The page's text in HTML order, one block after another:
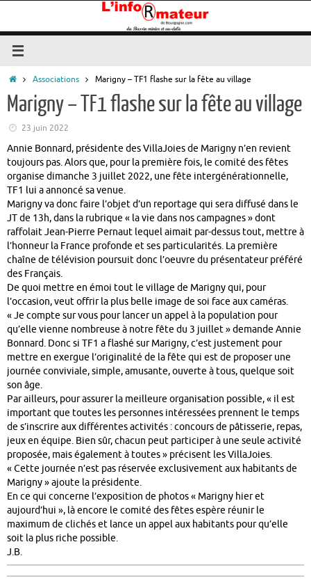
contenu
Accueil
Associations Marigny – TF1 flashe sur la fête au village
Marigny – TF1 flashe sur la fête au village
23 juin 2022
Annie Bonnard, présidente des VillaJoies de Marigny n’en revient
toujours pas. Alors que, pour la première fois, le comité des fêtes
organise dimanche 3 juillet 2022, une fête intergénérationnelle,
TF1 lui a annoncé sa venue.
Marigny va donc faire l’objet d’un reportage qui sera diffusé dans le
JT de 13h, dans la rubrique « la vie dans nos campagnes » dont
raffolait Jean-Pierre Pernaut lequel aimait par-dessus tout, mettre à
l’honneur la France profonde et ses particularités. La première
chaîne de télévision poursuit donc l’oeuvre du présentateur préféré
des Français.
De quoi mettre en émoi tout le village de Marigny qui, pour
l’occasion, veut offrir la plus belle image de soi face aux caméras.
« Je compte sur vous pour lancer un appel à la population pour
qu’elle vienne nombreuse à notre fête du 3 juillet » demande Annie
Bonnard. Donc si TF1 a flashé sur Marigny, c’est justement pour
mettre en exergue l’originalité de la fête qui est de proposer une
journée conviviale, simple, amusante, ouverte à tous, quelque soit
son âge.
Par ailleurs, pour assurer la meilleure organisation possible, « il est
important que toutes les personnes intéressées prennent le temps
de s’inscrire aux différentes activités : concours de pâtisserie, repas,
jeux en équipe. Bien sûr, chacun peut participer à une seule activité
proposée, mais également à toutes » précisent les VillaJoies.
« Cette journée n’est pas réservée exclusivement aux habitants de
Marigny » ajoute la présidente.
En ce qui concerne l’exposition de photos « Marigny hier et
aujourd’hui », là encore le comité des fêtes espère réunir le
maximum de clichés et lance un appel aux habitants pour qu’elle
soit la plus riche possible.
J.B.